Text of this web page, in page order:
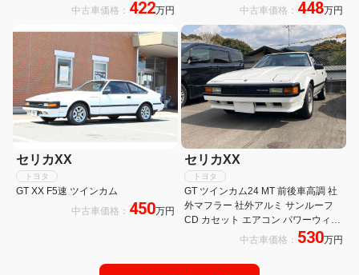
え サクションパイプ フジツボリアピ
ルオーバー(リア)
中古車価格： 422万円
スコタワーバー タイミングベルト1
中古車価格： 448万円
セリカXX
トヨタ
GT XX F5速 ツインカム
中古車価格： 450万円
セリカXX
トヨタ
GT ツインカム24 MT 前後車高調 社
外マフラー 社外アルミ サンルーフ
CD カセット エアコン パワーウィン
中古車価格： 530万円